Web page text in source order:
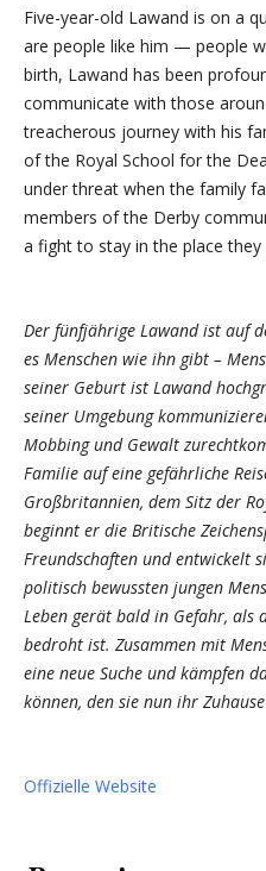
Five-year-old Lawand is on a
are people like him — people
birth, Lawand has been
communicate with those
treacherous journey with his
of the Royal School for the
under threat when the family
members of the Derby
a fight to stay in the place
Der fünfjährige Lawand ist auf
es Menschen wie ihn gibt –
seiner Geburt ist Lawand
seiner Umgebung
Mobbing und Gewalt
Familie auf eine gefährliche
Großbritannien, dem Sitz der
beginnt er die Britische
Freundschaften und entwickelt
politisch bewussten jungen
Leben gerät bald in Gefahr, als
bedroht ist. Zusammen mit
eine neue Suche und kämpfen
können, den sie nun ihr
Offizielle Website